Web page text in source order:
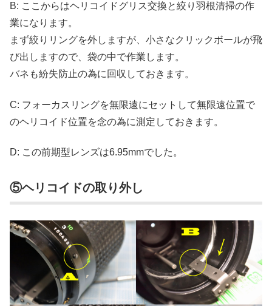
B: ここからはヘリコイドグリス交換と絞り羽根清掃の作
業になります。
まず絞りリングを外しますが、小さなクリックボールが飛
び出しますので、袋の中で作業します。
バネも紛失防止の為に回収しておきます。
C: フォーカスリングを無限遠にセットして無限遠位置で
のヘリコイド位置を念の為に測定しておきます。
D: この前期型レンズは6.95mmでした。
⑤ヘリコイドの取り外し